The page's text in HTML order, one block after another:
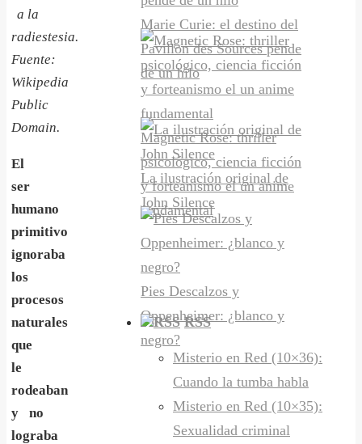
a la
radiestesia.
Fuente:
Wikipedia
Public
Domain.
El
ser
humano
primitivo
ignoraba
los
procesos
naturales
que
le
rodeaban
y no
lograba
Marie Curie: el destino del
Pavillon des Sources pende
de un hilo
Magnetic Rose: thriller
psicológico, ciencia ficción
y forteanismo el un anime
fundamental
La ilustración original de
John Silence
Pies Descalzos y
Oppenheimer: ¿blanco y
negro?
RSS
Misterio en Red (10×36):
Cuando la tumba habla
Misterio en Red (10×35):
Sexualidad criminal